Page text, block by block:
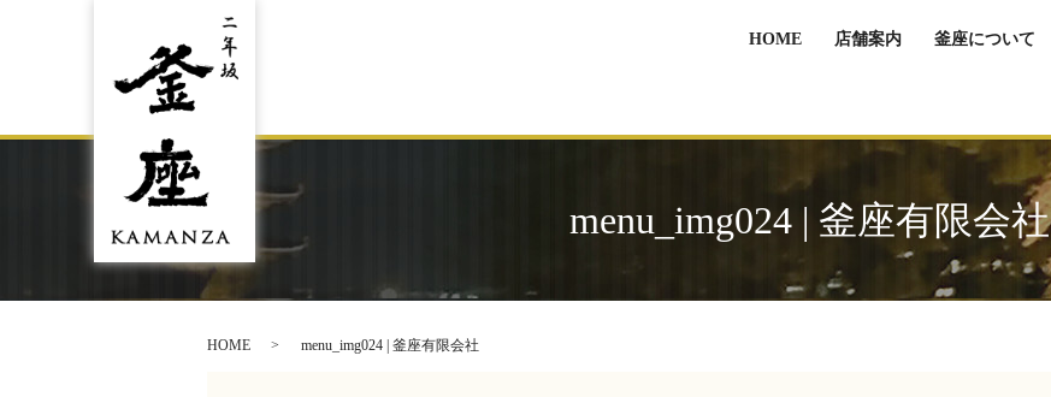
HOME 店舗案内 釜座について
menu_img024 | 釜座有限会社
HOME menu_img024 | 釜座有限会社